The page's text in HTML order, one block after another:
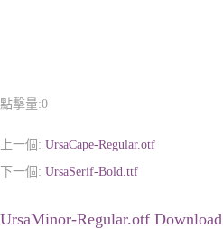
點擊量:0
上一個: UrsaCape-Regular.otf
下一個: UrsaSerif-Bold.ttf
UrsaMinor-Regular.otf Download